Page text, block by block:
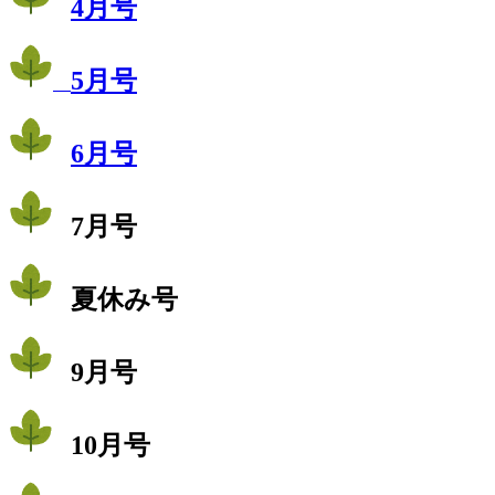
4月号
5月号
6月号
7月号
夏休み号
9月号
10月号